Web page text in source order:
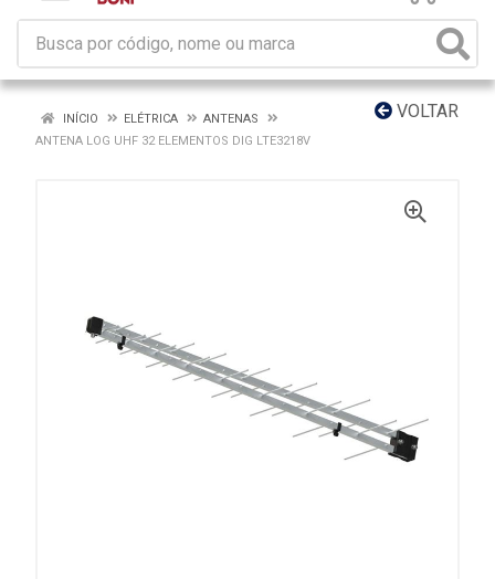
VOLTAR
INÍCIO ELÉTRICA
ANTENAS
ANTENA LOG UHF 32 ELEMENTOS DIG LTE3218V